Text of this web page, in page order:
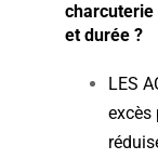
et durée ?
LES
excès